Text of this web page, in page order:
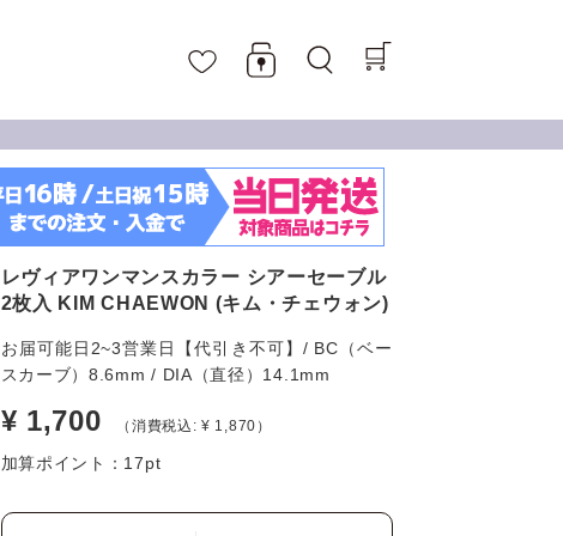
レヴィアワンマンスカラー シアーセーブル
2枚入 KIM CHAEWON (キム・チェウォン)
お届可能日2~3営業日【代引き不可】/ BC（ベー
スカーブ）8.6mm / DIA（直径）14.1mm
¥ 1,700 （消費税込: ¥ 1,870）
加算ポイント： 17pt